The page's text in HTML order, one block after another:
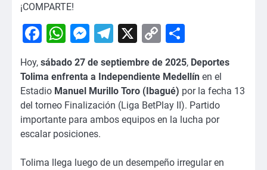
¡COMPARTE!
Facebook
WhatsApp
Messenger
Telegram
X
Copy
Link
Hoy, sábado 27 de septiembre de 2025, Deportes
Tolima enfrenta a Independiente Medellín en el
Estadio Manuel Murillo Toro (Ibagué) por la fecha 13
del torneo Finalización (Liga BetPlay II). Partido
importante para ambos equipos en la lucha por
escalar posiciones.
Tolima llega luego de un desempeño irregular en